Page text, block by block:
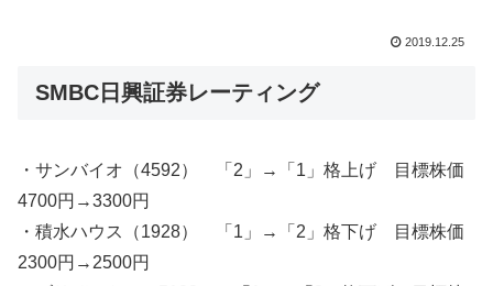
2019.12.25
SMBC日興証券レーティング
・サンバイオ（4592） 「2」→「1」格上げ 目標株価
4700円→3300円
・積水ハウス（1928） 「1」→「2」格下げ 目標株価
2300円→2500円